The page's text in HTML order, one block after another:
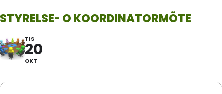
STYRELSE- O KOORDINATORMÖTE
TIS
20
OKT